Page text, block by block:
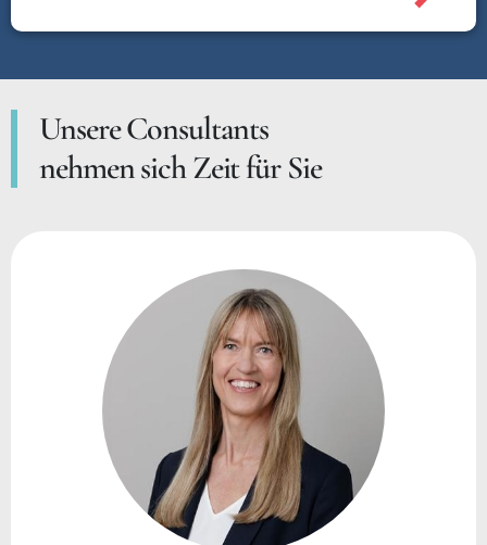
Unsere Consultants
nehmen sich Zeit für Sie